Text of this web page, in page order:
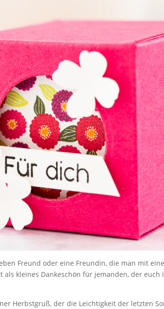
Freund oder eine Freundin, die man mit
kleines Dankeschön für jemanden, der euch
Herbstgruß, der die Leichtigkeit der letzten